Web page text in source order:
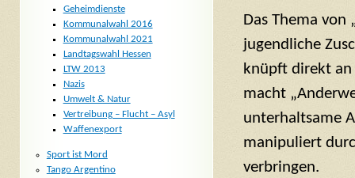
Das Thema
jugendliche
knüpft direkt an
macht
unterhaltsame
manipuliert
verbringen.
Geheimdienste
Kommunalwahl 2016
Kommunalwahl 2021
Landtagswahl Hessen
LTW 2013
Nazis
Umwelt & Natur
Vertreibung – Flucht – Asyl
Waffenexport
Sport ist Mord
Tango Argentino